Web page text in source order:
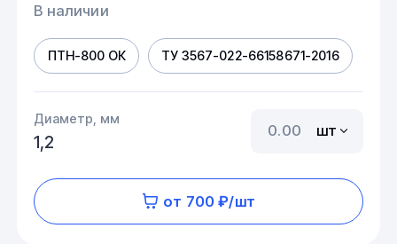
В наличии
ПТН-800 ОК ТУ 3567-022-66158671-2016
Диаметр, мм
1,2
шт
от 700 ₽/шт